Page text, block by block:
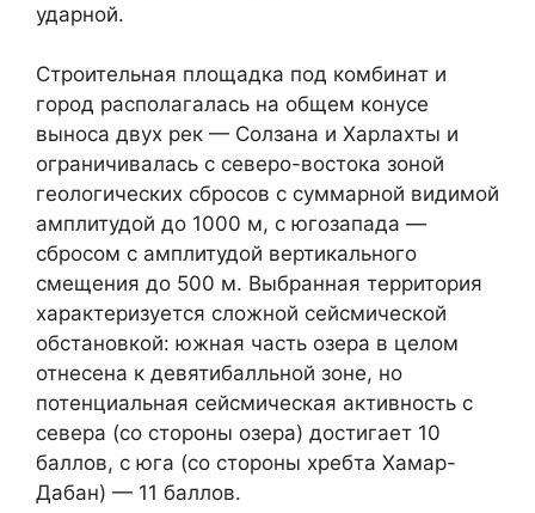
ударной.
Строительная площадка под комбинат и
город располагалась на общем конусе
выноса двух рек — Солзана и Харлахты и
ограничивалась с северо-востока зоной
геологических сбросов с суммарной видимой
амплитудой до 1000 м, с югозапада —
сбросом с амплитудой вертикального
смещения до 500 м. Выбранная территория
характеризуется сложной сейсмической
обстановкой: южная часть озера в целом
отнесена к девятибалльной зоне, но
потенциальная сейсмическая активность с
севера (со стороны озера) достигает 10
баллов, с юга (со стороны хребта Хамар-
Дабан) — 11 баллов.